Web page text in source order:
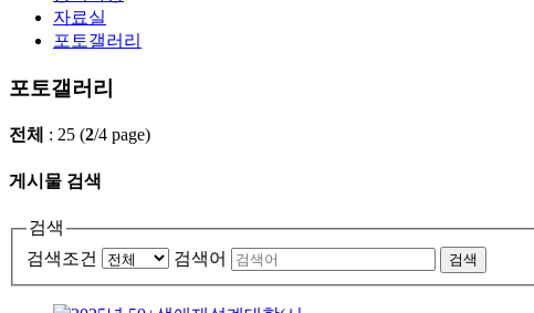
자료실
포토갤러리
포토갤러리
전체 : 25 (2/4 page)
게시물 검색
검색
검색조건
검색어 검색